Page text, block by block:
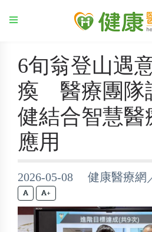
6旬翁登山遇
瘓 醫療團隊
健結合智慧醫
應用
2026-05-08 健康醫療網
+